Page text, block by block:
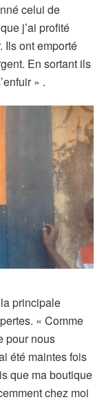
celui de
j’ai profité
Ils ont emporté
En sortant ils
» .
principale
« Comme
pour nous
été maintes fois
que ma boutique
chez moi